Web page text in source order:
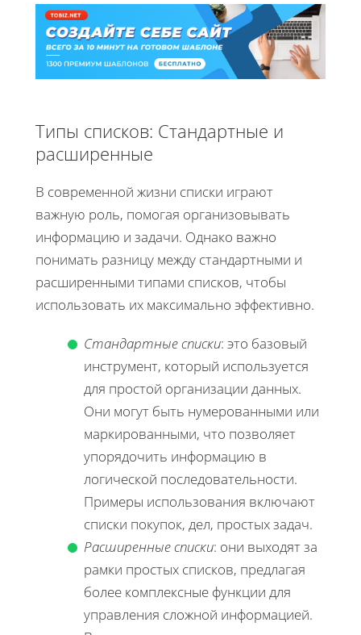
Типы списков: Стандартные и
расширенные
В современной жизни списки играют
важную роль, помогая организовывать
информацию и задачи. Однако важно
понимать разницу между стандартными и
расширенными типами списков, чтобы
использовать их максимально эффективно.
Стандартные списки: это базовый
инструмент, который используется
для простой организации данных.
Они могут быть нумерованными или
маркированными, что позволяет
упорядочить информацию в
логической последовательности.
Примеры использования включают
списки покупок, дел, простых задач.
Расширенные списки: они выходят за
рамки простых списков, предлагая
более комплексные функции для
управления сложной информацией.